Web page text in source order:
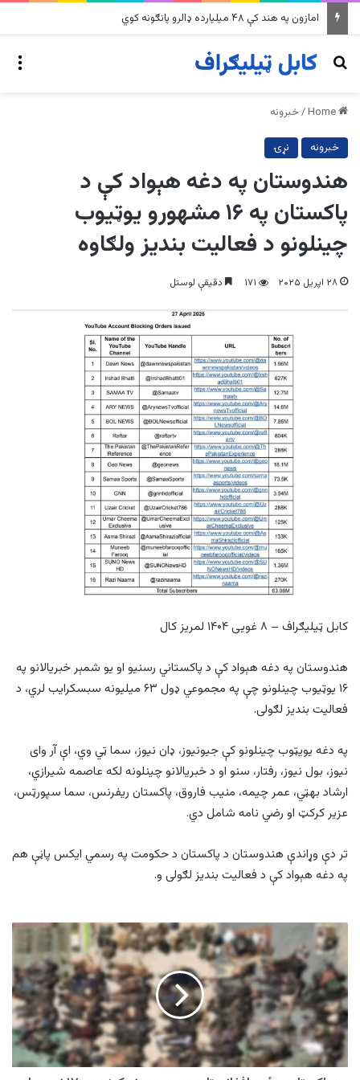
په وینزویلا کې زورورو زلزلو پراخ زیانونه اړولي
Search for
/خبرونه
خبرونه نړۍ
هندوستان په دغه هېواد کې د
پاکستان په ۱۶ مشهورو یوټیوب
چینلونو د فعالیت بندیز ولګاوه
۲۸ اپریل ۲۰۲۵ ۱۷۱ دقیقې لوستل
کابل ټیلیګراف – ۸ غویی ۱۴۰۴ لمریز کال
هندوستان په دغه هېواد کې د پاکستاني رسنیو او یو شمېر خبریالانو په
۱۶ یوټیوب چینلونو چې په مجموعي ډول ۶۳ میلیونه سبسکرایب لري، د
فعالیت بندیز لګولی.
په دغه یویټوب چینلونو کې جیونیوز، ډان نیوز، سما ټي وي، اې آر وای
نیوز، بول نیوز، رفتار، سنو او د خبریالانو چینلونه لکه عاصمه شیرازي،
ارشاد بهټي، عمر چیمه، منیب فاروق، پاکستان ریفرنس، سما سپورټس،
عزیر کرکټ او رضي نامه شامل دي.
تر دې وړاندې هندوستان د پاکستان د حکومت په رسمي ایکس پاڼې هم
په دغه هېواد کې د فعالیت بندیز لګولی و.
پاکستان
پوځ:
د
افغانستان
سره
پر
ډیورنډ
کرښه